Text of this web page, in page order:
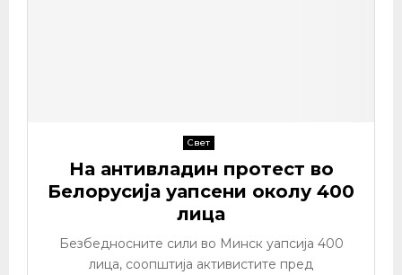
Свет
На антивладин протест во
Белорусија уапсени околу 400
лица
Безбедносните сили во Минск уапсија 400
лица, соопштија активистите пред